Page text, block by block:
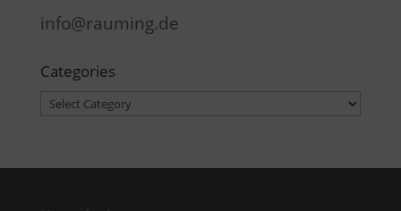
info@rauming.de
Categories
Categories